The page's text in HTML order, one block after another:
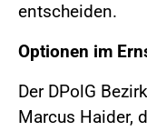
entscheiden.
Optionen im
Der DPolG
Marcus Haider,